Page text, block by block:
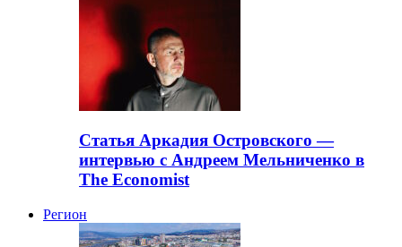
Статья Аркадия Островского —
интервью с Андреем Мельниченко в
The Economist
Регион